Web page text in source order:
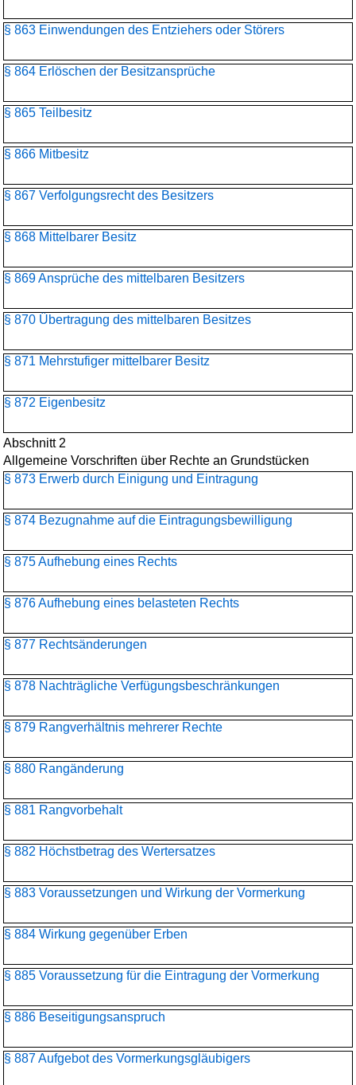
§ 863 Einwendungen des Entziehers oder Störers
§ 864 Erlöschen der Besitzansprüche
§ 865 Teilbesitz
§ 866 Mitbesitz
§ 867 Verfolgungsrecht des Besitzers
§ 868 Mittelbarer Besitz
§ 869 Ansprüche des mittelbaren Besitzers
§ 870 Übertragung des mittelbaren Besitzes
§ 871 Mehrstufiger mittelbarer Besitz
§ 872 Eigenbesitz
Abschnitt 2
Allgemeine Vorschriften über Rechte an Grundstücken
§ 873 Erwerb durch Einigung und Eintragung
§ 874 Bezugnahme auf die Eintragungsbewilligung
§ 875 Aufhebung eines Rechts
§ 876 Aufhebung eines belasteten Rechts
§ 877 Rechtsänderungen
§ 878 Nachträgliche Verfügungsbeschränkungen
§ 879 Rangverhältnis mehrerer Rechte
§ 880 Rangänderung
§ 881 Rangvorbehalt
§ 882 Höchstbetrag des Wertersatzes
§ 883 Voraussetzungen und Wirkung der Vormerkung
§ 884 Wirkung gegenüber Erben
§ 885 Voraussetzung für die Eintragung der Vormerkung
§ 886 Beseitigungsanspruch
§ 887 Aufgebot des Vormerkungsgläubigers